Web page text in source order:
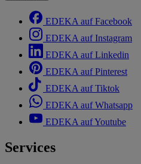
EDEKA auf Facebook
EDEKA auf Instagram
EDEKA auf Linkedin
EDEKA auf Pinterest
EDEKA auf Tiktok
EDEKA auf Whatsapp
EDEKA auf Youtube
Services